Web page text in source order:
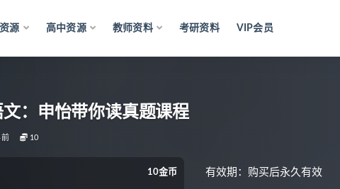
源 高中资源 教师资料 考研资料 VIP会员
文：申怡带你读真题课程
前 10
10金币 有效期：购买后永久有效